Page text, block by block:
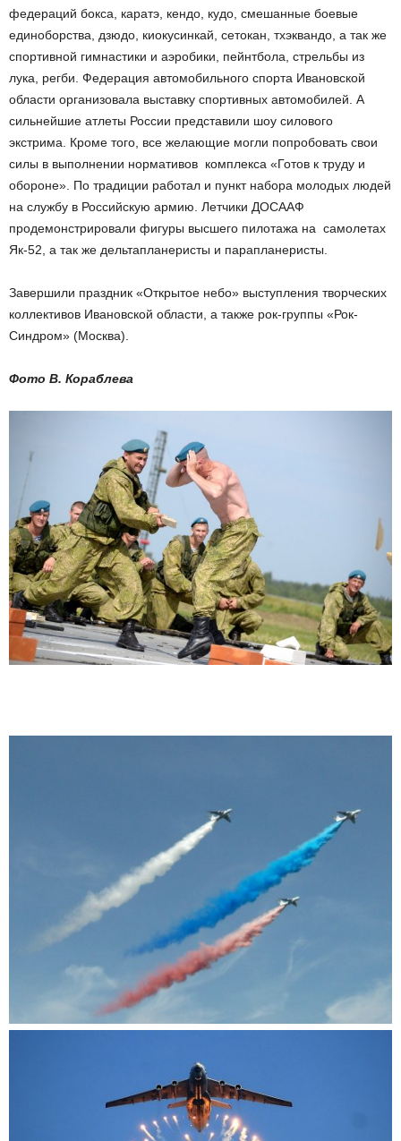
федераций бокса, каратэ, кендо, кудо, смешанные боевые
единоборства, дзюдо, киокусинкай, сетокан, тхэквандо, а так же
спортивной гимнастики и аэробики, пейнтбола, стрельбы из
лука, регби. Федерация автомобильного спорта Ивановской
области организовала выставку спортивных автомобилей. А
сильнейшие атлеты России представили шоу силового
экстрима. Кроме того, все желающие могли попробовать свои
силы в выполнении нормативов комплекса «Готов к труду и
обороне». По традиции работал и пункт набора молодых людей
на службу в Российскую армию. Летчики ДОСААФ
продемонстрировали фигуры высшего пилотажа на самолетах
Як-52, а так же дельтапланеристы и парапланеристы.
Завершили праздник «Открытое небо» выступления творческих
коллективов Ивановской области, а также рок-группы «Рок-
Синдром» (Москва).
Фото В. Кораблева